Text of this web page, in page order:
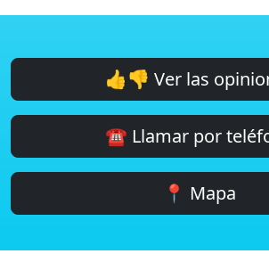
👍👎 Ver las
☎️ Llamar por
📍 Mapa